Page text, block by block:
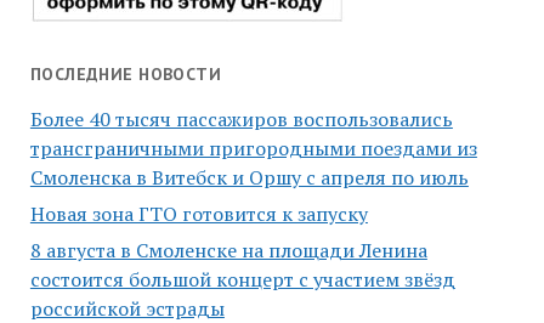
ПОСЛЕДНИЕ НОВОСТИ
Более 40 тысяч пассажиров воспользовались
трансграничными пригородными поездами из
Смоленска в Витебск и Оршу с апреля по июль
Новая зона ГТО готовится к запуску
8 августа в Смоленске на площади Ленина
состоится большой концерт с участием звёзд
российской эстрады